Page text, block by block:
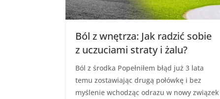
Ból z wnętrza: Jak radzić sobie
z uczuciami straty i żalu?
Ból z środka Popełniłem błąd już 3 lata
temu zostawiając drugą połówkę i bez
myślenie wchodząc odrazu w nowy związek